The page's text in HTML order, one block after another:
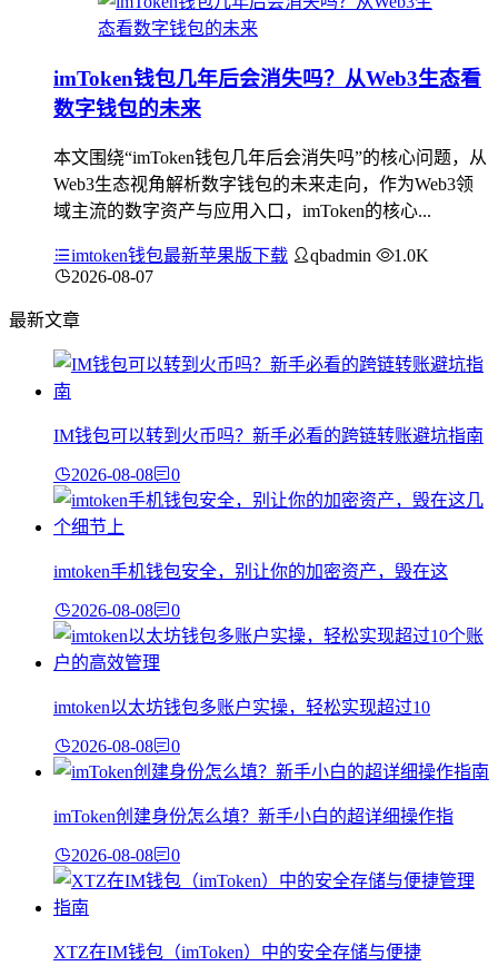
imToken钱包几年后会消失吗？从Web3生态看
数字钱包的未来
本文围绕“imToken钱包几年后会消失吗”的核心问题，从
Web3生态视角解析数字钱包的未来走向，作为Web3领
域主流的数字资产与应用入口，imToken的核心...
imtoken钱包最新苹果版下载 qbadmin
1.0K
2026-08-07
最新文章
IM钱包可以转到火币吗？新手必看的跨链转账避坑指南
2026-08-08 0
imtoken手机钱包安全，别让你的加密资产，毁在这
2026-08-08 0
imtoken以太坊钱包多账户实操，轻松实现超过10
2026-08-08 0
imToken创建身份怎么填？新手小白的超详细操作指
2026-08-08 0
XTZ在IM钱包（imToken）中的安全存储与便捷